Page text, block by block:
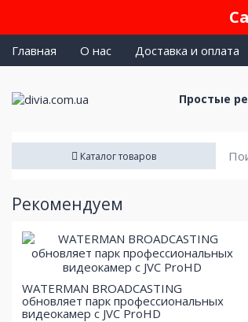
Главная О нас Доставка и оплата
Простые
Каталог товаров
Рекомендуем
WATERMAN BROADCASTING
обновляет парк профессиональных
видеокамер с JVC ProHD